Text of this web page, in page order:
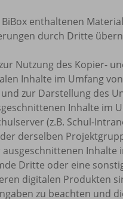
enthaltenen
durch Dritte
Nutzung des Kopier-
Inhalte im Umfang
zur Darstellung des
Inhalte im
(z.B. Schul-
derselben
Inhalte
Dritte oder eine
digitalen Produkten
zu beachten und